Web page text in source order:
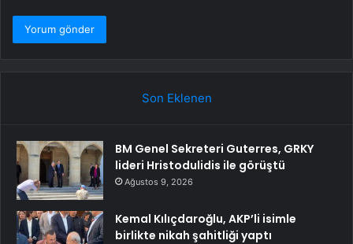
Son Eklenen
BM Genel Sekreteri Guterres, GRKY
lideri Hristodulidis ile görüştü
Ağustos 9, 2026
Kemal Kılıçdaroğlu, AKP’li isimle
birlikte nikah şahitliği yaptı